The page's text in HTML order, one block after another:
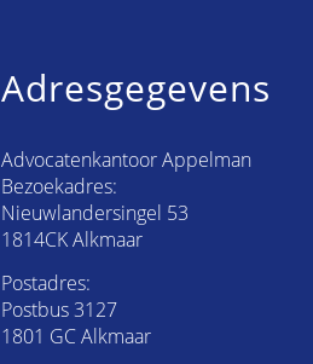
Adresgegevens
Advocatenkantoor Appelman
Bezoekadres:
Nieuwlandersingel 53
1814CK Alkmaar
Postadres:
Postbus 3127
1801 GC Alkmaar